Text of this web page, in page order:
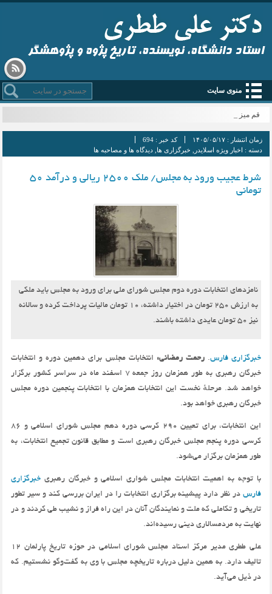
استاد دانشگاه، نویسنده، تاریخ پژوه و پژوهشگر
منوی سایت
قم میزبان_
زمان انتشار :۱۴۰۵/۰۵/۱۷ کد خبر :694
دسته : اخبار ویژه اسلایدر خبرگزاری ها ,دیدگاه ها و مصاحبه ها
شرط عجیب ورود به مجلس/ ملک ۲۵۰۰ ریالی و درآمد ۵۰
تومانی
نامزد‌های انتخابات دوره دوم مجلس شورای ملی برای ورود به مجلس باید ملکی
به ارزش ۲۵۰ تومان در اختیار داشته، ۱۰ تومان مالیات پرداخت کرده و سالانه
نیز ۵۰ تومان عایدی داشته باشند.
خبرگزاری فارس.رحمت رمضانی: انتخابات مجلس برای دهمین دوره و انتخابات
خبرگان رهبری به طور همزمان روز جمعه 7 اسفند ماه در سراسر کشور برگزار
خواهد شد. مرحلهٔ نخست این انتخابات همزمان با انتخابات پنجمین دوره مجلس
خبرگان رهبری خواهد بود.
این انتخابات، برای تعیین 290 کرسی دوره دهم مجلس شورای اسلامی و 86
کرسی دوره پنجم مجلس خبرگان رهبری است و مطابق قانون تجمیع انتخابات، به
طور همزمان برگزار می‌شود.
با توجه به اهمیت انتخابات مجلس شواری اسلامی و خبرگان رهبری خبرگزاری
فارس در نظر دارد پیشینه برگزاری انتخابات را در ایران بررسی کند و سیر تطور
تاریخی و تکاملی که ملت و نمایندگان آنان در این راه فراز و نشیب طی کردند و در
نهایت به مردمسالاری دینی رسیده‌اند.
علی ططری مدیر مرکز اسناد مجلس شورای اسلامی در حوزه تاریخ پارلمان 12
تالیف دارد. به همین دلیل درباره تاریخچه مجلس با وی به گفت‌وگو نشستیم. که
در ذیل می‌آید.